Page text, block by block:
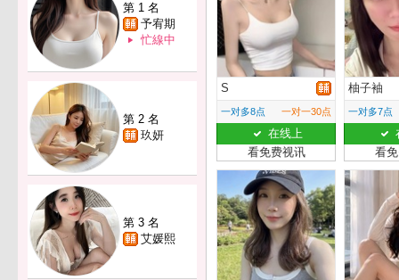
第 1 名
予宥期
忙線中
第 2 名
玖妍
第 3 名
艾媛熙
S
一对多8点 一对一30点
在线上
看免费视讯
柚子袖
一对多7点
看